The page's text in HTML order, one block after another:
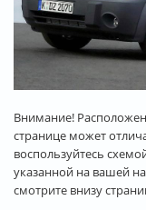
Внимание!
странице может
воспользуйтесь
указанной на вашей
смотрите внизу